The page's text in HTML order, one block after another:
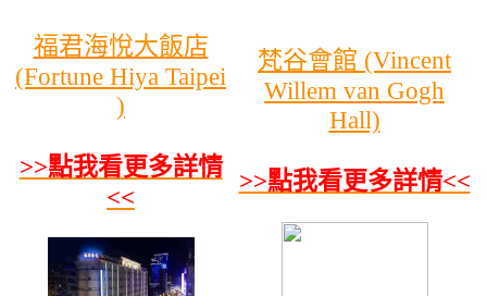
福君海悅大飯店
(Fortune Hiya Taipei
)
>>點我看更多詳情
<<
梵谷會館 (Vincent
Willem van Gogh
Hall)
>>點我看更多詳情<<